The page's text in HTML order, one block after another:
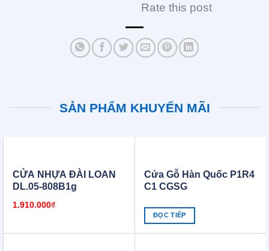
Rate this post
SẢN PHẨM KHUYẾN MÃI
CỬA NHỰA ĐÀI LOAN
DL.05-808B1g
1.910.000₫
Cửa Gỗ Hàn Quốc P1R4
C1 CGSG
ĐỌC TIẾP